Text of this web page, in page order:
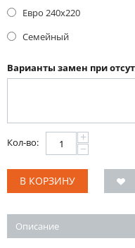
Евро 240x220
Семейный
Варианты замен при
Кол-во: +
−
В КОРЗИНУ
Описание